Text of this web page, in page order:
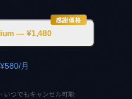
感謝価格
— ¥1,480
月
いつでもキャンセル可能